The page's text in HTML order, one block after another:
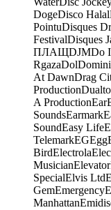
DogeDisco Halal
PointuDisques
FestivalDisques
ПЛАЩDJMDo
RgazaDol
At DawnDrag
Production
A ProductionEar
SoundsEarmark
SoundEasy Life
TelemarkEGEgg
BirdElectrola
MusicianElevator
SpecialElvis Ltd
GemEmergency
Manhattan